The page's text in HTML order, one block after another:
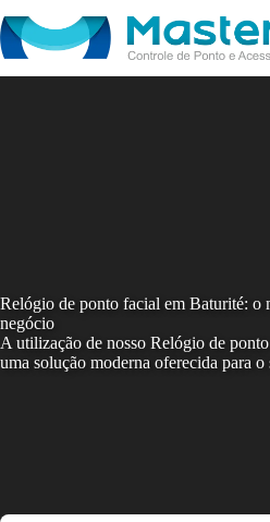
to
content
Relógio de ponto facial em Baturité: o
negócio
A utilização de nosso Relógio de
uma solução moderna oferecida para o